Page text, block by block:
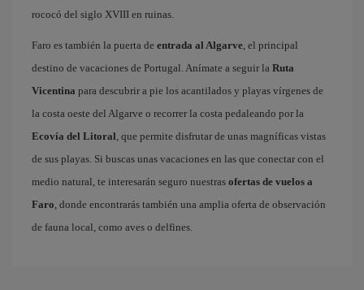
rococó del siglo XVIII en ruinas.
Faro es también la puerta de entrada al Algarve, el principal
destino de vacaciones de Portugal. Anímate a seguir la Ruta
Vicentina para descubrir a pie los acantilados y playas vírgenes de
la costa oeste del Algarve o recorrer la costa pedaleando por la
Ecovía del Litoral, que permite disfrutar de unas magníficas vistas
de sus playas. Si buscas unas vacaciones en las que conectar con el
medio natural, te interesarán seguro nuestras ofertas de vuelos a
Faro, donde encontrarás también una amplia oferta de observación
de fauna local, como aves o delfines.